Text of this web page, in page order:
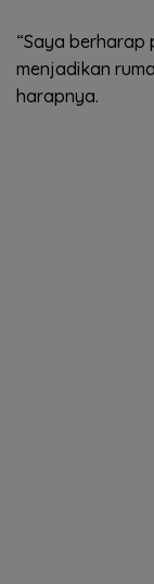
“Saya berharap
menjadikan
harapnya.